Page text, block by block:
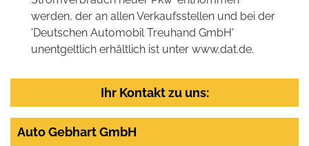
werden, der an allen Verkaufsstellen und bei der
'Deutschen Automobil Treuhand GmbH'
unentgeltlich erhältlich ist unter www.dat.de.
Ihr Kontakt zu uns:
Auto Gebhart GmbH